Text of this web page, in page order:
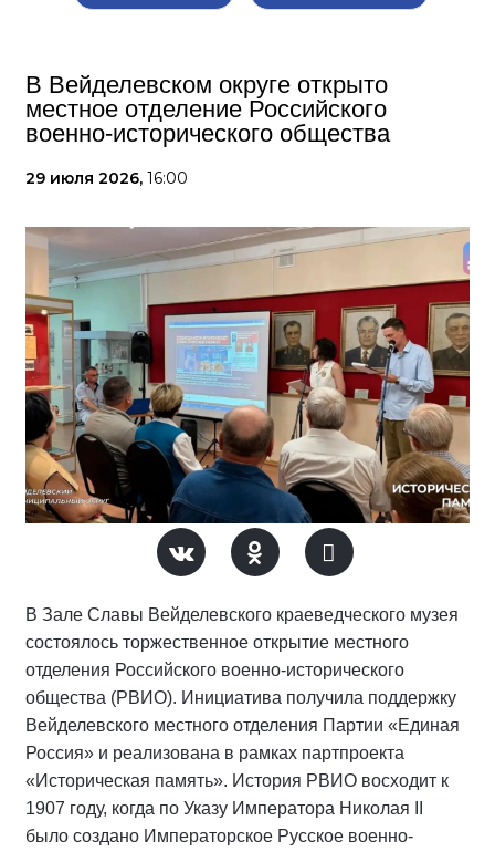
В Вейделевском округе открыто
местное отделение Российского
военно-исторического общества
29 июля 2026, 16:00
В Зале Славы Вейделевского краеведческого музея
состоялось торжественное открытие местного
отделения Российского военно-исторического
общества (РВИО). Инициатива получила поддержку
Вейделевского местного отделения Партии «Единая
Россия» и реализована в рамках партпроекта
«Историческая память». История РВИО восходит к
1907 году, когда по Указу Императора Николая II
было создано Императорское Русское военно-